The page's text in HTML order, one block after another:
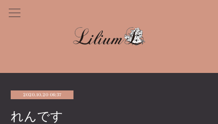
2020.10.20 06:37
れんです